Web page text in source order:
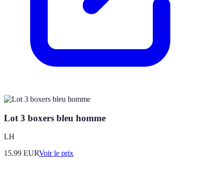
Lot 3 boxers bleu homme
LH
15.99 EURVoir le prix